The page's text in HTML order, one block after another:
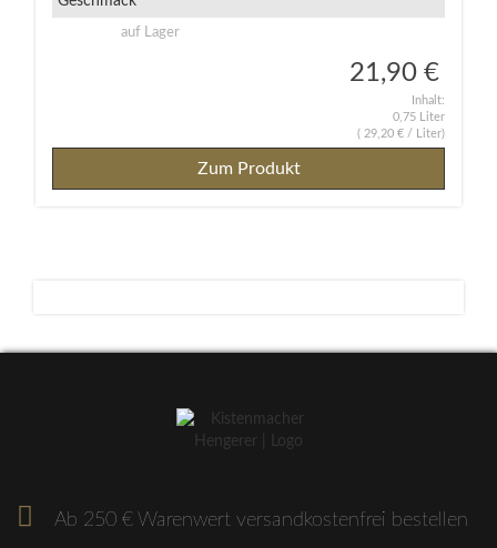
auf Lager
21,90 €
Inhalt:
0,75 Liter
( 29,20 € / Liter)
Zum Produkt
Ab 250 € Warenwert versandkostenfrei bestellen